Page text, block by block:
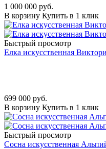
1 000 000 руб.
В корзину Купить в 1 клик
Быстрый просмотр
Елка искусственная
699 000 руб.
В корзину Купить в 1 клик
Быстрый просмотр
Сосна искусственная